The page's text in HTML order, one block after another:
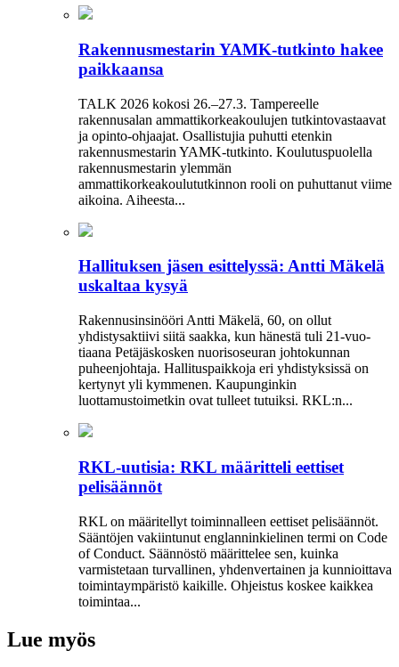
Rakennusmestarin YAMK-tutkinto hakee
paikkaansa
TALK 2026 kokosi 26.–27.3. Tampereelle
rakennusalan ammattikorkeakoulujen tutkintovastaavat
ja opinto-ohjaajat. Osallistujia puhutti etenkin
rakennusmestarin YAMK-tutkinto. Koulutuspuolella
rakennusmestarin ylemmän
ammattikorkeakoulututkinnon rooli on puhuttanut viime
­aikoina. ­Aiheesta...
Hallituksen jäsen esittelyssä: Antti Mäkelä
uskaltaa kysyä
Rakennusinsinööri Antti Mäkelä, 60, on ollut
yhdistysaktiivi siitä saakka, kun hänestä tuli 21-vuo­
tiaana Petäjäskosken nuoriso­seuran johtokunnan
puheenjohtaja. Hallituspaikkoja eri yhdistyksissä on
kertynyt yli kymmenen. Kaupunginkin
luottamustoimetkin ovat tulleet tutuiksi. RKL:n...
RKL-uutisia: RKL määritteli eettiset
pelisäännöt
RKL on määritellyt toiminnalleen eettiset peli­säännöt.
Sääntöjen vakiintunut englanninkielinen termi on Code
of Conduct. Säännöstö määrittelee sen, kuinka
varmistetaan turvallinen, yhdenvertainen ja kun­nioittava
toimintaympäristö kaikille. Ohjeistus koskee kaikkea
toimintaa...
Lue myös